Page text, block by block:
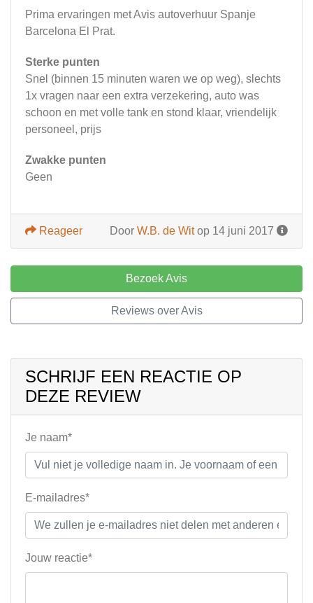
Prima ervaringen met Avis autoverhuur Spanje
Barcelona El Prat.
Sterke punten
Snel (binnen 15 minuten waren we op weg), slechts
1x vragen naar een extra verzekering, auto was
schoon en met volle tank en stond klaar, vriendelijk
personeel, prijs
Zwakke punten
Geen
Door W.B. de Witop 14 juni 2017
Reageer
Bezoek Avis
Reviews over Avis
SCHRIJF EEN REACTIE OP
DEZE REVIEW
Je naam*
E-mailadres*
Jouw reactie*